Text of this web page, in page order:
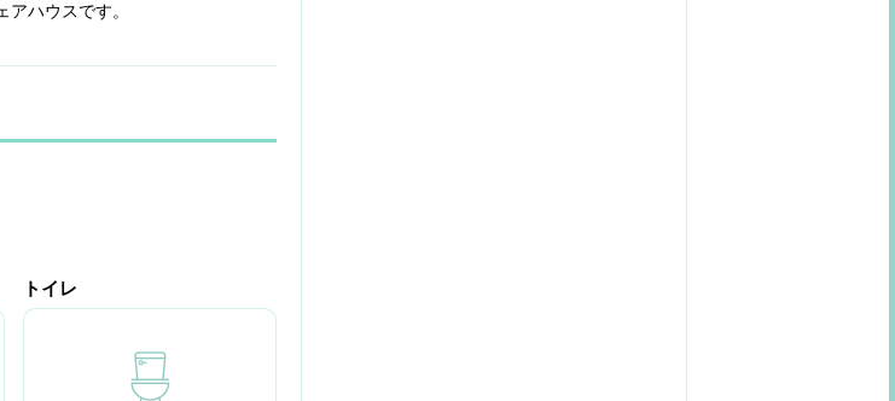
ハウスです。
トイレ